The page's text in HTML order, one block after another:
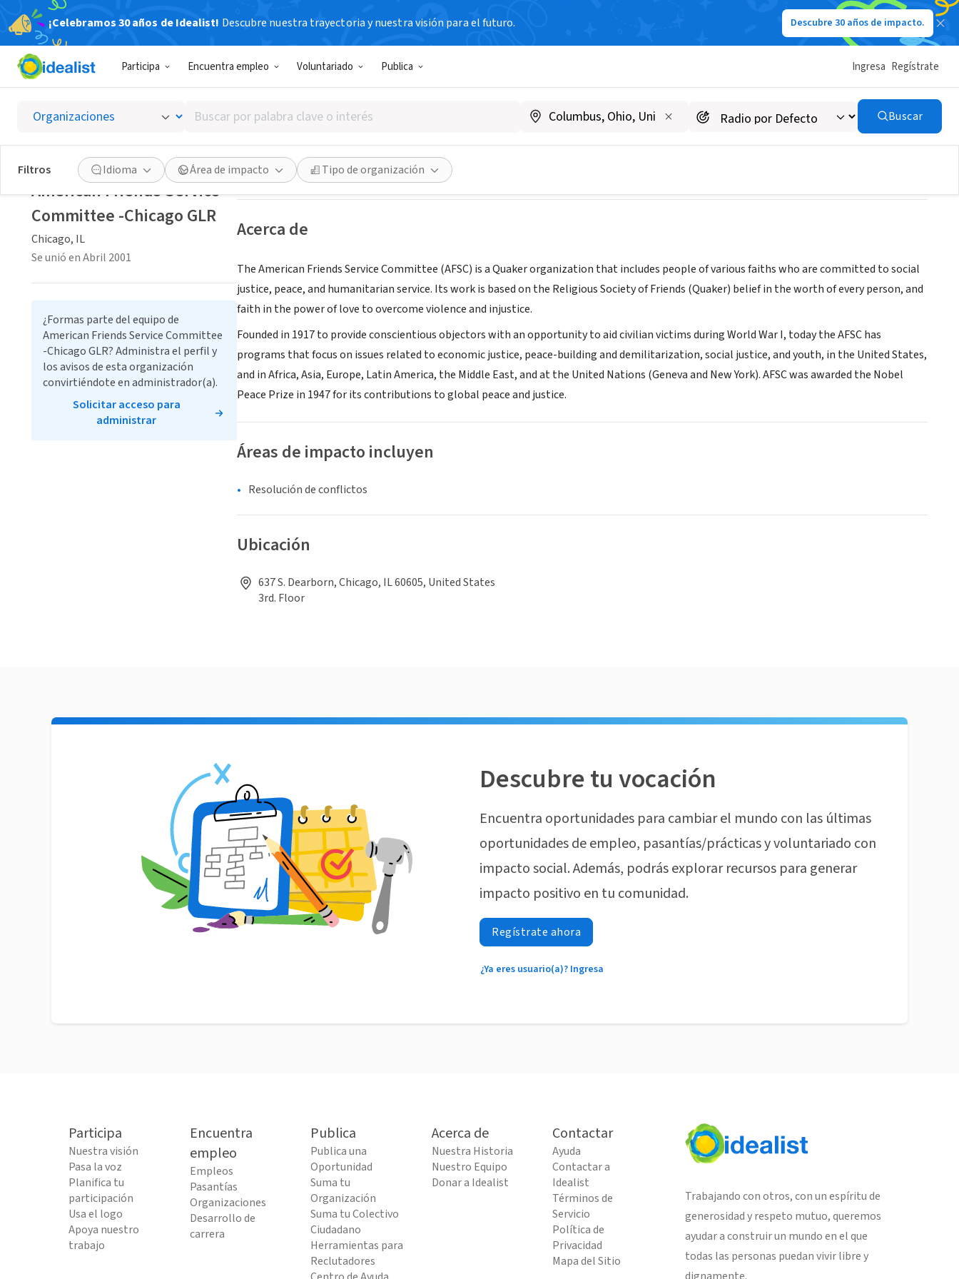
¡Celebramos 30 años de Idealist! Descubre nuestra trayectoria y nuestra visión para el futuro. Descubre 30 años de impacto.
Participa Encuentra empleo Voluntariado Publica Ingresa Regístrate
Buscar
por
palabra
clave
o
interés
Buscar
Filtros Idioma Área de impacto Tipo de organización
American Friends Service Committee -Chicago GLR
Chicago, IL| www.afsc.org/chicago
Guardar Compartir
Acerca de
The American Friends Service Committee (AFSC) is a Quaker organization that includes people of various faiths who are committed to social
justice, peace, and humanitarian service. Its work is based on the Religious Society of Friends (Quaker) belief in the worth of every person, and
faith in the power of love to overcome violence and injustice.
Founded in 1917 to provide conscientious objectors with an opportunity to aid civilian victims during World War I, today the AFSC has
programs that focus on issues related to economic justice, peace-building and demilitarization, social justice, and youth, in the United States,
and in Africa, Asia, Europe, Latin America, the Middle East, and at the United Nations (Geneva and New York). AFSC was awarded the Nobel
Peace Prize in 1947 for its contributions to global peace and justice.
Áreas de impacto incluyen
Resolución de conflictos
Ubicación
637 S. Dearborn, Chicago, IL 60605, United States
3rd. Floor
American Friends Service
Committee -Chicago GLR
Chicago, IL
Se unió en Abril 2001
¿Formas parte del equipo de
American Friends Service Committee
-Chicago GLR? Administra el perfil y
los avisos de esta organización
convirtiéndote en administrador(a).
Solicitar acceso para
administrar
Descubre tu vocación
Encuentra oportunidades para cambiar el mundo con las últimas
oportunidades de empleo, pasantías/prácticas y voluntariado con
impacto social. Además, podrás explorar recursos para generar
impacto positivo en tu comunidad.
Regístrate ahora
¿Ya eres usuario(a)? Ingresa
Participa
Nuestra visión
Pasa la voz
Planifica tu
participación
Usa el logo
Apoya nuestro
trabajo
Encuentra
empleo
Empleos
Pasantías
Organizaciones
Desarrollo de
carrera
Publica
Publica una
Oportunidad
Suma tu
Organización
Suma tu Colectivo
Ciudadano
Herramientas para
Reclutadores
Acerca de
Nuestra Historia
Nuestro Equipo
Donar a Idealist
Contactar
Ayuda
Contactar a
Idealist
Términos de
Servicio
Política de
Privacidad
Mapa del Sitio
Trabajando con otros, con un espíritu de
generosidad y respeto mutuo, queremos
ayudar a construir un mundo en el que
todas las personas puedan vivir libre y